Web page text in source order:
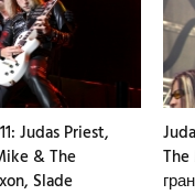
Judas Priest,
& The
Slade
The